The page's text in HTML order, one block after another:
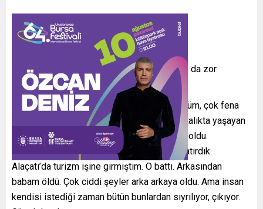
Emre Altuğ da ayrılık ötesi, aile kayıplarında da zor
süreçler yaşadı, değil mi?
Çok. Şöyle söyleyeyim gerçekten dibi gördüm, çok fena
oldum. Yani pek kimse bunu bilmez. Çok ortalıkta yaşayan
bir adam değilim böyle şeyleri. Arka arkaya oldu.
Boşandım, annem öldü, çok ciddi bir para batırdık.
Alaçatı’da turizm işine girmiştim. O battı. Arkasından
babam öldü. Çok ciddi şeyler arka arkaya oldu. Ama insan
kendisi istediği zaman bütün bunlardan sıyrılıyor, çıkıyor.